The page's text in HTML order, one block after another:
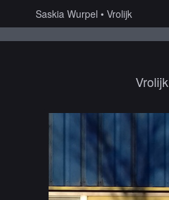
Saskia Wurpel Vrolijk
Vrolijk